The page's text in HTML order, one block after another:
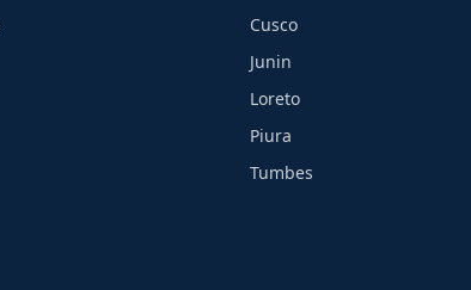
Cusco
Junin
Loreto
Piura
Tumbes